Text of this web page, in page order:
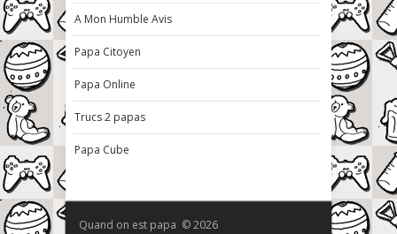
A Mon Humble Avis
Papa Citoyen
Papa Online
Trucs 2 papas
Papa Cube
Quand on est papa © 2026